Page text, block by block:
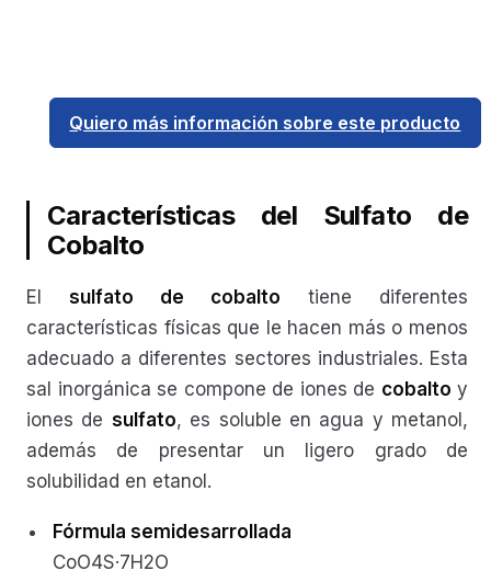
Quiero más información sobre este producto
Características del Sulfato de
Cobalto
El sulfato de cobalto tiene diferentes
características físicas que le hacen más o menos
adecuado a diferentes sectores industriales. Esta
sal inorgánica se compone de iones de cobalto y
iones de sulfato, es soluble en agua y metanol,
además de presentar un ligero grado de
solubilidad en etanol.
Fórmula semidesarrollada
CoO4S·7H2O